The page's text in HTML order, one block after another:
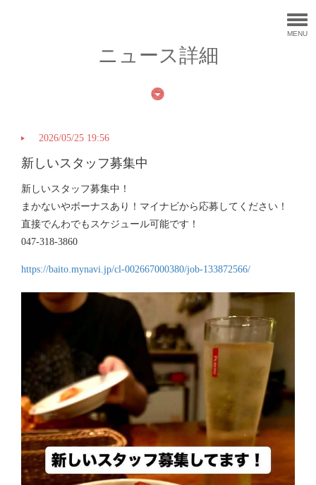
MENU
ニュース詳細
2026/05/25 19:56
新しいスタッフ募集中
新しいスタッフ募集中！
まかないやボーナスあり！マイナビから応募してください！
直接でんわでもスケジュール可能です！
047-318-3860
https://baito.mynavi.jp/cl-002667000380/job-133872566/